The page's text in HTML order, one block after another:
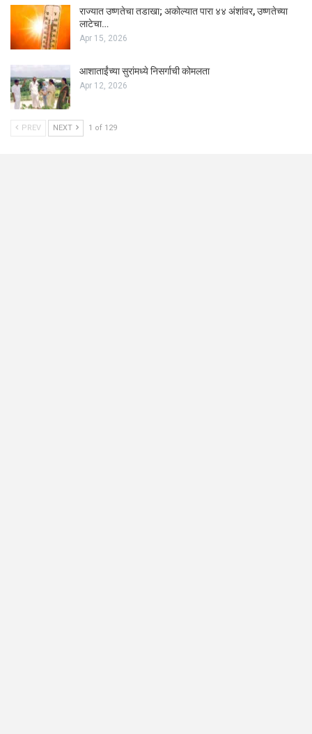
राज्यात उष्णतेचा तडाखा; अकोल्यात पारा ४४ अंशांवर, उष्णतेच्या
लाटेचा…
Apr 15, 2026
आशाताईंच्या सुरांमध्ये निसर्गाची कोमलता
Apr 12, 2026
PREV NEXT 1 of 129